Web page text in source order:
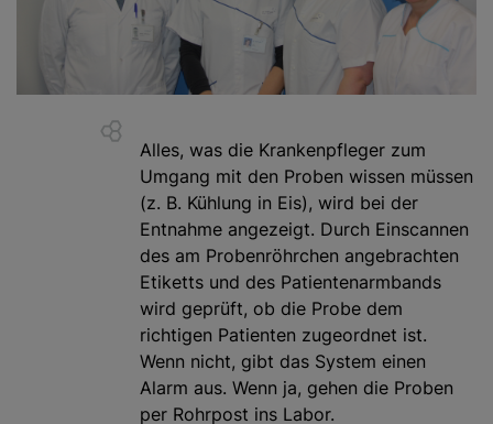
Alles, was die Krankenpfleger zum
Umgang mit den Proben wissen müssen
(z. B. Kühlung in Eis), wird bei der
Entnahme angezeigt. Durch Einscannen
des am Probenröhrchen angebrachten
Etiketts und des Patientenarmbands
wird geprüft, ob die Probe dem
richtigen Patienten zugeordnet ist.
Wenn nicht, gibt das System einen
Alarm aus. Wenn ja, gehen die Proben
per Rohrpost ins Labor.